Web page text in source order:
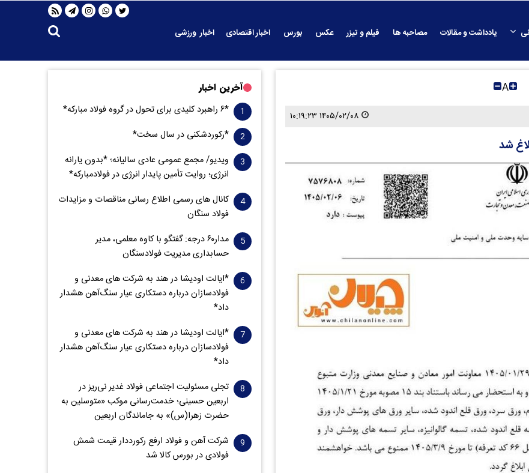
یادداشت و مقالات مصاحبه ها فیلم و تیزر عکس بورس اخبار اقتصادی
اخبار ورزشی
A
۱۴۰۵/۰۲/۰۸ ۱۰:۱۹:۲۳
شد
آخرین اخبار
*۶ راهبرد کلیدی برای تحول در گروه فولاد مبارکه*
*رکوردشکنی در سال سخت*
ویدیو/ مجمع عمومی عادی سالیانه؛ *بدون یارانه
انرژی؛ روایت تأمین پایدار انرژی در فولادمبارکه*
کانال های رسمی اطلاع رسانی مناقصات و مزایدات
فولاد سنگان
مدار‌۶٠ درجه: گفتگو با کاوه معلمی، مدیر
حسابداری مدیریت فولادسنگان
*ایالت اودیشا در هند به شرکت های معدنی و
فولادسازان درباره دستکاری عیار سنگ‌آهن هشدار
داد*
*ایالت اودیشا در هند به شرکت های معدنی و
فولادسازان درباره دستکاری عیار سنگ‌آهن هشدار
داد*
تجلی مسئولیت اجتماعی فولاد غدیر نی‌ریز در
اربعین حسینی؛ خدمت‌رسانی موکب «متوسلین به
حضرت زهرا(س)» به جاماندگان اربعین
شرکت آهن و فولاد ارفع رکورددار قیمت شمش
فولادی در بورس کالا شد